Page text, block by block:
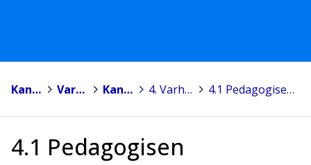
Kannonkoski Varhaiskasvatus Kannonkosken varhaiskasvatussuunnitelma 2022 > 4. Varhaiskasvatuksen pedagogisen toiminnan suunnittelu ja toteuttaminen 4.1 Pedagogisen toiminnan viitekehys
4.1 Pedagogisen